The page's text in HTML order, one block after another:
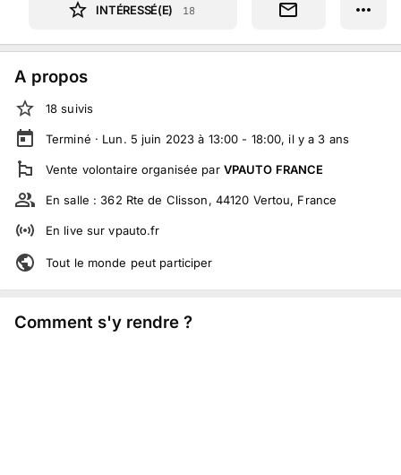
INTÉRESSÉ(E) 18
A propos
18 suivis
Terminé · Lun. 5 juin 2023 à 13:00 - 18:00, il y a 3 ans
Vente volontaire organisée par VPAUTO FRANCE
En salle : 362 Rte de Clisson, 44120 Vertou, France
En live survpauto.fr
Tout le monde peut participer
Comment s'y rendre ?